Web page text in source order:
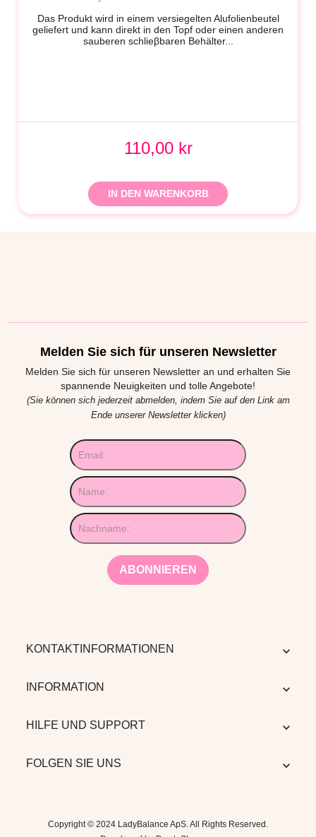
Das Produkt wird in einem versiegelten Alufolienbeutel
geliefert und kann direkt in den Topf oder einen anderen
sauberen schlieβbaren Behälter...
110,00 kr
IN DEN WARENKORB
Melden Sie sich für unseren Newsletter
Melden Sie sich für unseren Newsletter an und erhalten Sie
spannende Neuigkeiten und tolle Angebote!
(Sie können sich jederzeit abmelden, indem Sie auf den Link am
Ende unserer Newsletter klicken)
KONTAKTINFORMATIONEN 
INFORMATION 
HILFE UND SUPPORT 
FOLGEN SIE UNS 
Copyright © 2024 LadyBalance ApS. All Rights Reserved.